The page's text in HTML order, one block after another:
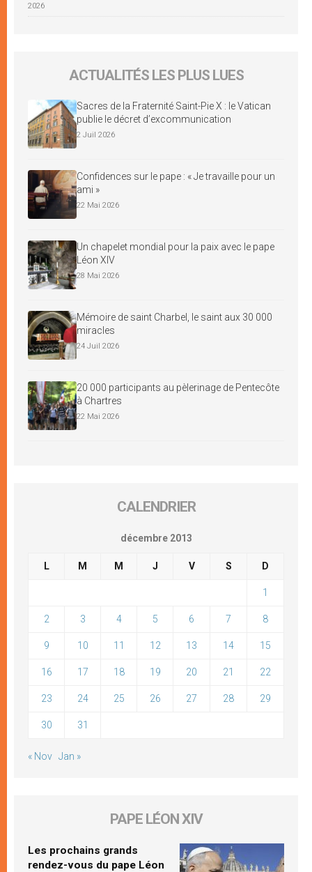
2026
ACTUALITÉS LES PLUS LUES
Sacres de la Fraternité Saint-Pie X : le Vatican
publie le décret d’excommunication
2 Juil 2026
Confidences sur le pape : « Je travaille pour un
ami »
22 Mai 2026
Un chapelet mondial pour la paix avec le pape
Léon XIV
28 Mai 2026
Mémoire de saint Charbel, le saint aux 30 000
miracles
24 Juil 2026
20 000 participants au pèlerinage de Pentecôte
à Chartres
22 Mai 2026
CALENDRIER
décembre 2013
L M M J V S D
1
2 3 4 5 6 7 8
9 10 11 12 13 14 15
16 17 18 19 20 21 22
23 24 25 26 27 28 29
30 31
« Nov Jan »
PAPE LÉON XIV
Les prochains grands
rendez-vous du pape Léon